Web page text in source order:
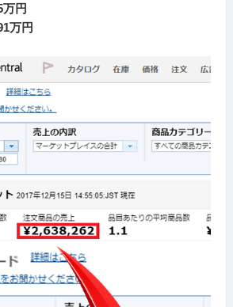
万円
万円